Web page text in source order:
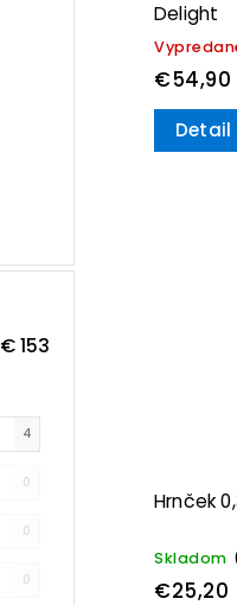
€153
4
0
0
0
Delight
€54,90
Detail
Hrnček
Skladom
€25,20